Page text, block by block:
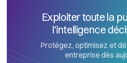
Exploiter toute la
l'intelligence
Protégez, optimisez et
entreprise dès